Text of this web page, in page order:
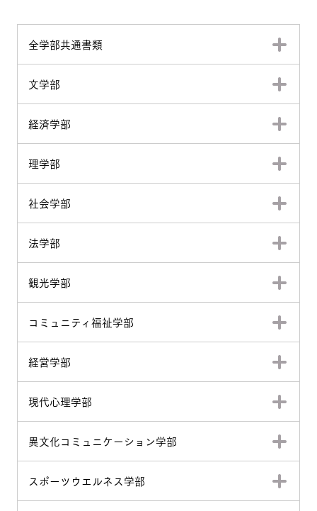
全学部共通書類
文学部
経済学部
理学部
社会学部
法学部
観光学部
コミュニティ福祉学部
経営学部
現代心理学部
異文化コミュニケーション学部
スポーツウエルネス学部